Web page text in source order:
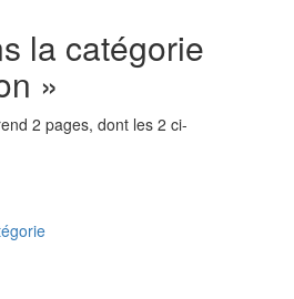
la catégorie
»
2 pages, dont les 2 ci-